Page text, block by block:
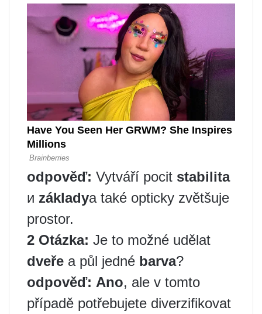
odpověď: Vytváří pocit stabilita
и základya také opticky zvětšuje
prostor.
2 Otázka: Je to možné udělat
dveře a půl jedné barva?
odpověď: Ano, ale v tomto
případě potřebujete diverzifikovat